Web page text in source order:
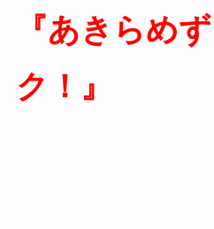
『あきらめ
ク！』